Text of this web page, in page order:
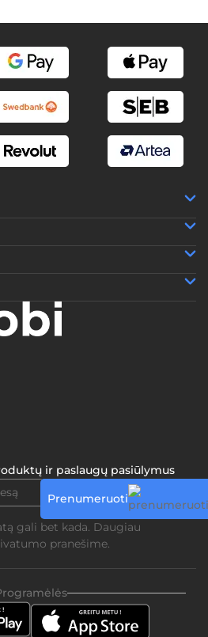
ir paslaugų pasiūlymus
Prenumeruoti
gali bet kada. Daugiau
pranešime.